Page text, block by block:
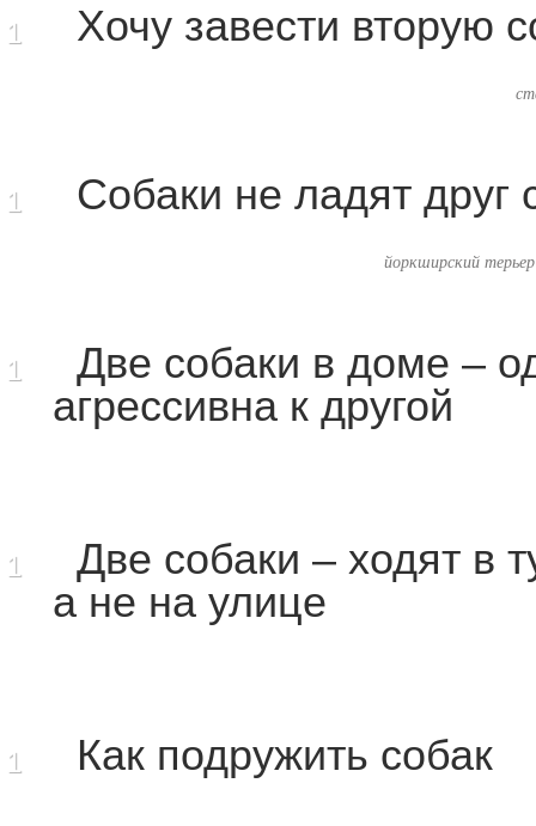
1 Хочу завести вторую
1 Собаки не ладят друг
йоркширский терьер
1
Две собаки в доме –
агрессивна к другой
1
Две собаки – ходят в
а не на улице
1 Как подружить собак